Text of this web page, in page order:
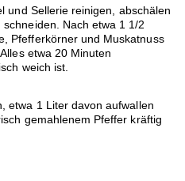
und Sellerie reinigen, abschälen
Nach etwa 1 1/2
Pfefferkörner und Muskatnuss
etwa 20 Minuten
weich ist.
etwa 1 Liter davon aufwallen
gemahlenem Pfeffer kräftig